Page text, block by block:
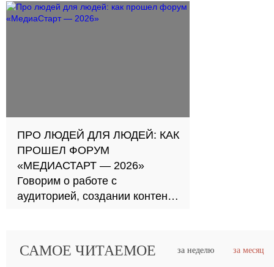
Страна» — о том, кому нет
ПРО ЛЮДЕЙ ДЛЯ ЛЮДЕЙ: КАК
ПРОШЕЛ ФОРУМ
«МЕДИАСТАРТ — 2026»
Говорим о работе с
аудиторией, создании контента
САМОЕ ЧИТАЕМОЕ за неделю за месяц